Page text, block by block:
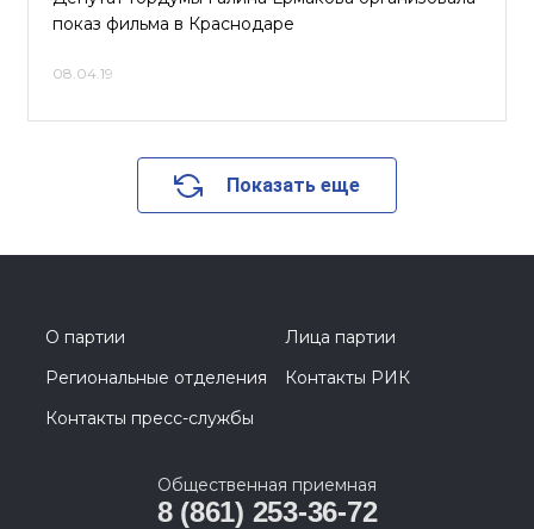
показ фильма в Краснодаре
08.04.19
Показать еще
О партии
Лица партии
Региональные отделения
Контакты РИК
Контакты пресс-службы
Общественная приемная
8 (861) 253-36-72